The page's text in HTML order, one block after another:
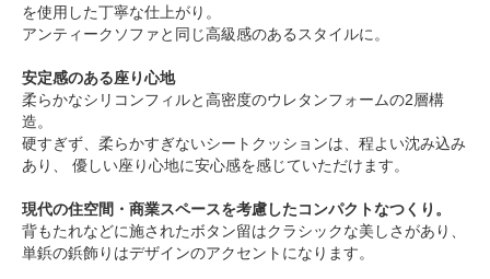
を使用した丁寧な仕上がり。
アンティークソファと同じ高級感のあるスタイルに。
安定感のある座り心地
柔らかなシリコンフィルと高密度のウレタンフォームの2層構
造。
硬すぎず、柔らかすぎないシートクッションは、程よい沈み込み
あり、 優しい座り心地に安心感を感じていただけます。
現代の住空間・商業スペースを考慮したコンパクトなつくり。
背もたれなどに施されたボタン留はクラシックな美しさがあり、
単鋲の鋲飾りはデザインのアクセントになります。